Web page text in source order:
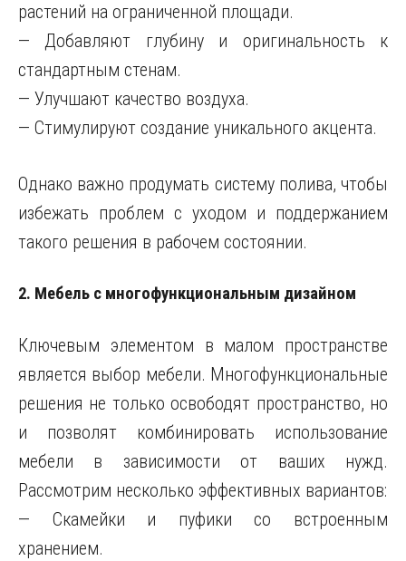
растений на ограниченной площади.
— Добавляют глубину и оригинальность к
стандартным стенам.
— Улучшают качество воздуха.
— Стимулируют создание уникального акцента.
Однако важно продумать систему полива, чтобы
избежать проблем с уходом и поддержанием
такого решения в рабочем состоянии.
2. Мебель с многофункциональным дизайном
Ключевым элементом в малом пространстве
является выбор мебели. Многофункциональные
решения не только освободят пространство, но
и позволят комбинировать использование
мебели в зависимости от ваших нужд.
Рассмотрим несколько эффективных вариантов:
— Скамейки и пуфики со встроенным
хранением.